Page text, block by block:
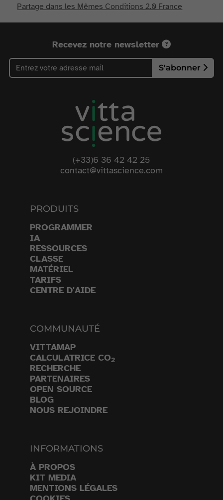
Partage dans les Mêmes Conditions 2.0 France
Recevez notre newsletter
S'abonner
(+33)6 36 42 42 25
contact@vittascience.com
PRODUITS
PROGRAMMER
IA
RESSOURCES
CLASSE
MATÉRIEL
TARIFS
CENTRE D'AIDE
COMMUNAUTÉ
VITTAMAP
CALCULATRICE CO2
RECHERCHE
PARTENAIRES
OPEN SOURCE
BLOG
NOUS REJOINDRE
INFORMATIONS
À PROPOS
KIT MEDIA
MENTIONS LÉGALES